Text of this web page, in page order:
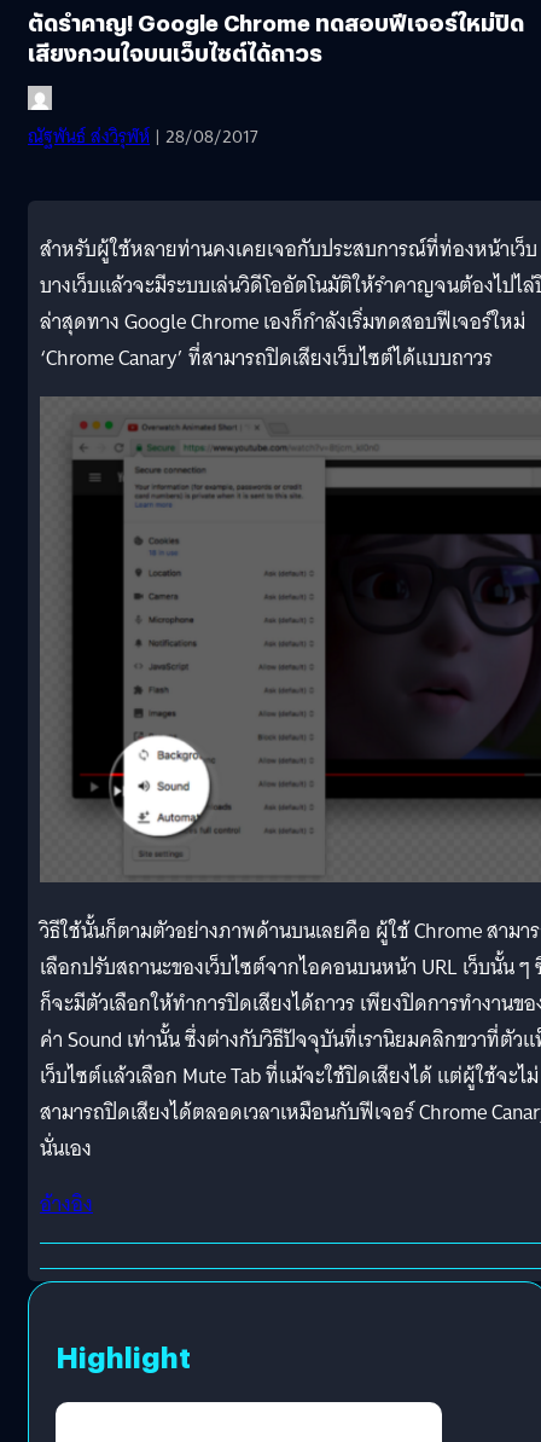
ตัดรำคาญ! Google Chrome ทดสอบฟีเจอร์ใหม่ปิด
เสียงกวนใจบนเว็บไซต์ได้ถาวร
ณัฐพันธ์ ส่งวิรุฬห์ | 28/08/2017
สำหรับผู้ใช้หลายท่านคงเคยเจอกับประสบการณ์ที่ท่องหน้าเว็บ
บางเว็บแล้วจะมีระบบเล่นวิดีโออัตโนมัติให้รำคาญจนต้องไปไ
ล่าสุดทาง Google Chrome เองก็กำลังเริ่มทดสอบฟีเจอร์ใหม่
‘Chrome Canary’ ที่สามารถปิดเสียงเว็บไซต์ได้แบบถาวร
วิธีใช้นั้นก็ตามตัวอย่างภาพด้านบนเลยคือ ผู้ใช้ Chrome สามา
เลือกปรับสถานะของเว็บไซต์จากไอคอนบนหน้า URL เว็บนั้น ๆ
ก็จะมีตัวเลือกให้ทำการปิดเสียงได้ถาวร เพียงปิดการทำงานข
ค่า Sound เท่านั้น ซึ่งต่างกับวิธีปัจจุบันที่เรานิยมคลิกขวาที่ตัว
เว็บไซต์แล้วเลือก Mute Tab ที่แม้จะใช้ปิดเสียงได้ แต่ผู้ใช้จะไม่
สามารถปิดเสียงได้ตลอดเวลาเหมือนกับฟีเจอร์ Chrome
นั่นเอง
อ้างอิง
Highlight